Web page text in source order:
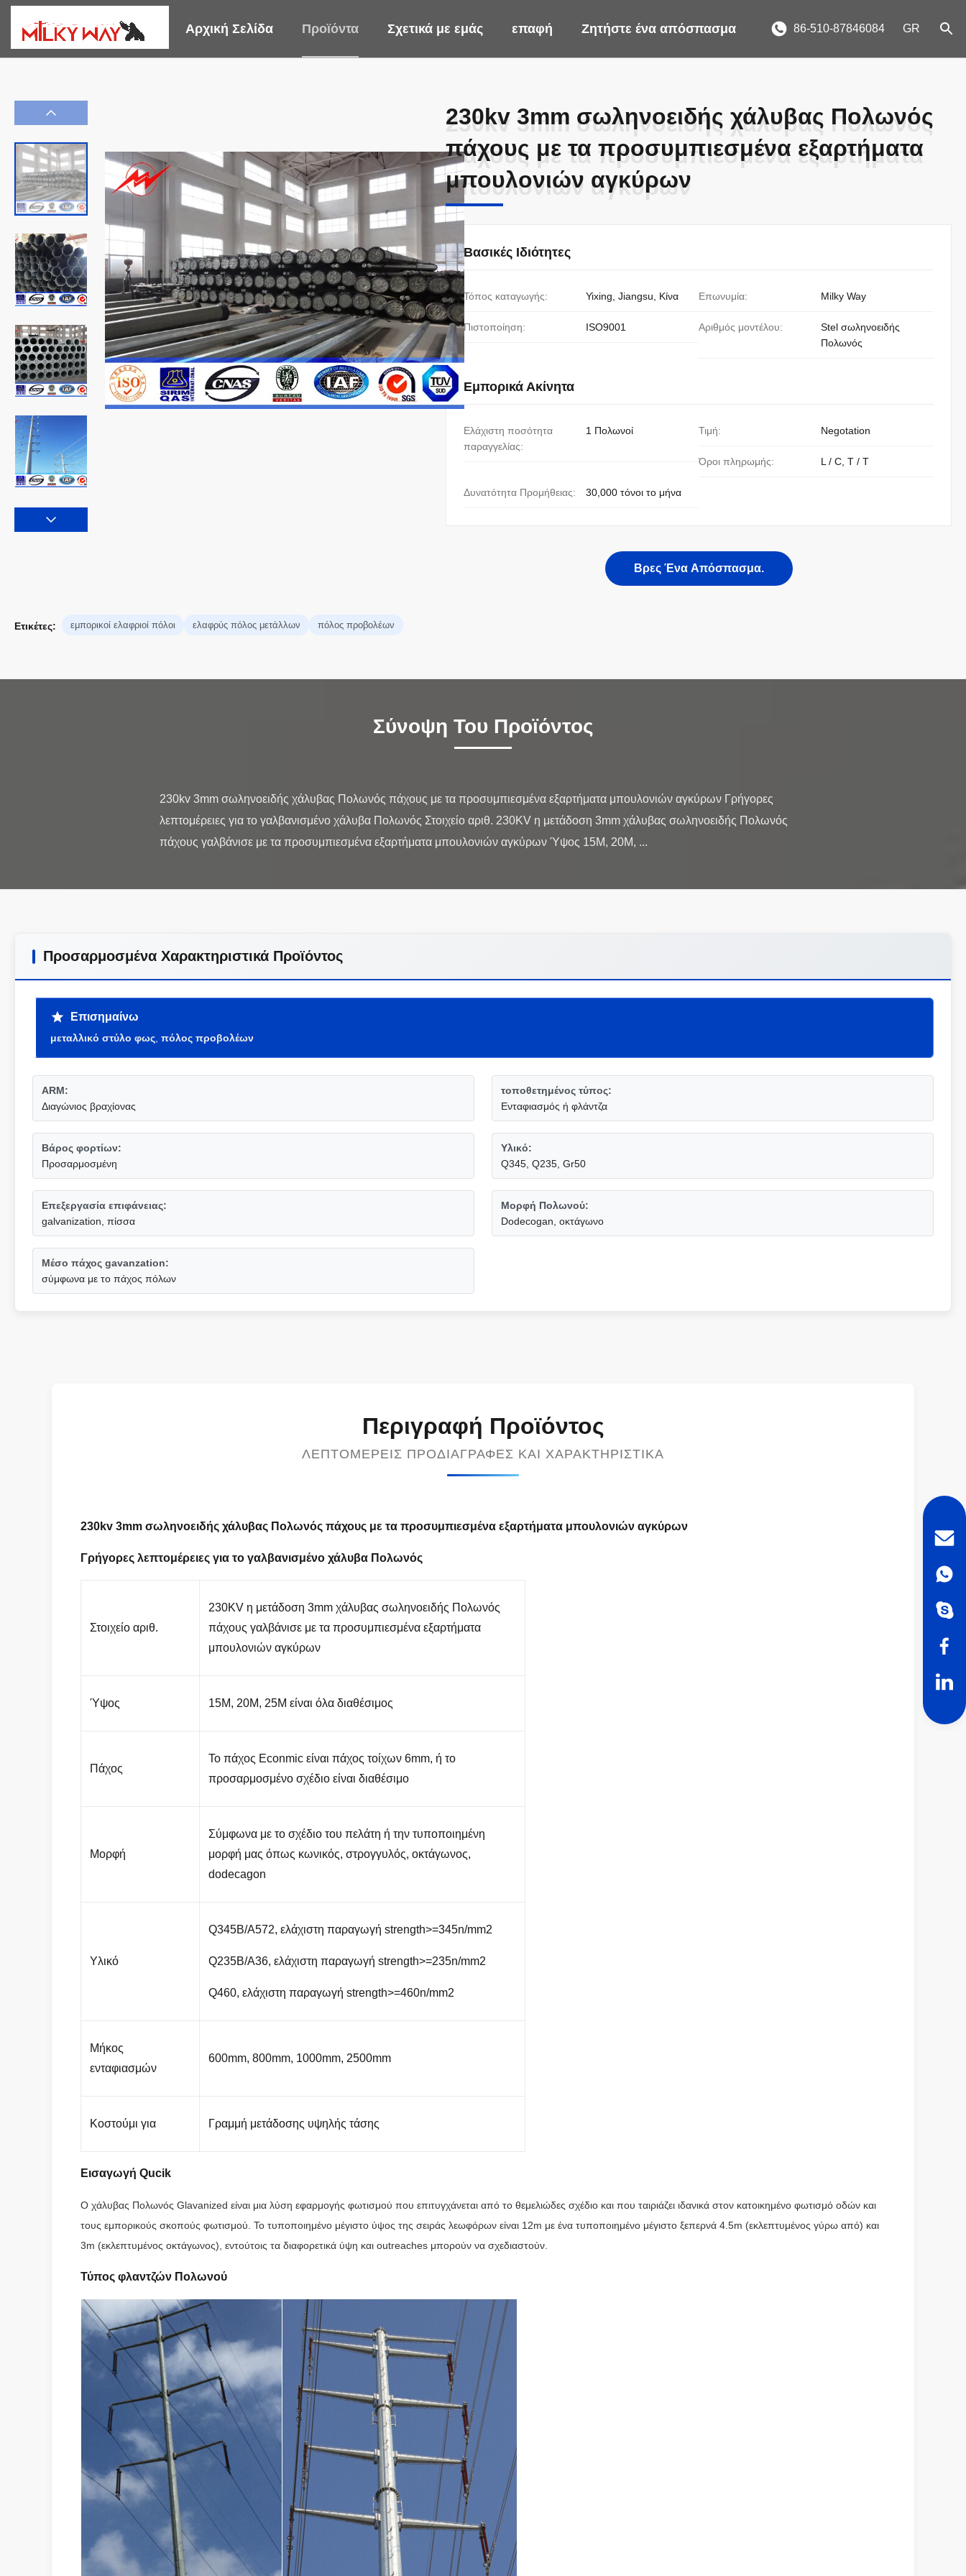
Αρχική Σελίδα Προϊόντα Σχετικά με εμάς επαφή Ζητήστε ένα απόσπασμα 86-510-87846084 GR
230kv 3mm σωληνοειδής χάλυβας Πολωνός
πάχους με τα προσυμπιεσμένα εξαρτήματα
μπουλονιών αγκύρων
230kv 3mm σωληνοειδής χάλυβας Πολωνός
πάχους με τα προσυμπιεσμένα εξαρτήματα
μπουλονιών αγκύρων
Βασικές Ιδιότητες
Τόπος καταγωγής: Yixing, Jiangsu, Κίνα Επωνυμία: Milky Way
Πιστοποίηση: ISO9001 Αριθμός μοντέλου:
Stel σωληνοειδής
Πολωνός
Εμπορικά Ακίνητα
Ελάχιστη ποσότητα
παραγγελίας:
1 Πολωνοί Τιμή: Negotation
Όροι πληρωμής: L / C, T / T
Δυνατότητα Προμήθειας: 30,000 τόνοι το μήνα
Βρες Ένα Απόσπασμα.
Ετικέτες: εμπορικοί ελαφριοί πόλοι ελαφρύς πόλος μετάλλων πόλος προβολέων
Σύνοψη Του Προϊόντος
230kv 3mm σωληνοειδής χάλυβας Πολωνός πάχους με τα προσυμπιεσμένα εξαρτήματα μπουλονιών αγκύρων Γρήγορες
λεπτομέρειες για το γαλβανισμένο χάλυβα Πολωνός Στοιχείο αριθ. 230KV η μετάδοση 3mm χάλυβας σωληνοειδής Πολωνός
Προσαρμοσμένα Χαρακτηριστικά Προϊόντος
Επισημαίνω
μεταλλικό στύλο φως πόλος προβολέων
ARM:
Διαγώνιος βραχίονας
τοποθετημένος τύπος:
Ενταφιασμός ή φλάντζα
Βάρος φορτίων:
Προσαρμοσμένη
Υλικό:
Q345, Q235, Gr50
Επεξεργασία επιφάνειας:
galvanization, πίσσα
Μορφή Πολωνού:
Dodecogan, οκτάγωνο
Μέσο πάχος gavanzation:
σύμφωνα με το πάχος πόλων
Περιγραφή Προϊόντος
ΛΕΠΤΟΜΕΡΕΊΣ ΠΡΟΔΙΑΓΡΑΦΈΣ ΚΑΙ ΧΑΡΑΚΤΗΡΙΣΤΙΚΆ
230kv 3mm σωληνοειδής χάλυβας Πολωνός πάχους με τα προσυμπιεσμένα εξαρτήματα μπουλονιών αγκύρων
Γρήγορες λεπτομέρειες για το γαλβανισμένο χάλυβα Πολωνός
Στοιχείο αριθ.
230KV η μετάδοση 3mm χάλυβας σωληνοειδής Πολωνός
πάχους γαλβάνισε με τα προσυμπιεσμένα εξαρτήματα
μπουλονιών αγκύρων
Ύψος 15M, 20M, 25M είναι όλα διαθέσιμος
Πάχος
Το πάχος Econmic είναι πάχος τοίχων 6mm, ή το
προσαρμοσμένο σχέδιο είναι διαθέσιμο
Μορφή
Σύμφωνα με το σχέδιο του πελάτη ή την τυποποιημένη
μορφή μας όπως κωνικός, στρογγυλός, οκτάγωνος,
dodecagon
Υλικό
Q345B/A572, ελάχιστη παραγωγή strength>=345n/mm2
Q235B/A36, ελάχιστη παραγωγή strength>=235n/mm2
Q460, ελάχιστη παραγωγή strength>=460n/mm2
Μήκος
ενταφιασμών
600mm, 800mm, 1000mm, 2500mm
Κοστούμι για Γραμμή μετάδοσης υψηλής τάσης
Εισαγωγή Qucik
Ο χάλυβας Πολωνός Glavanized είναι μια λύση εφαρμογής φωτισμού που επιτυγχάνεται από το θεμελιώδες σχέδιο και που ταιριάζει ιδανικά στον κατοικημένο φωτισμό οδών και
τους εμπορικούς σκοπούς φωτισμού. Το τυποποιημένο μέγιστο ύψος της σειράς λεωφόρων είναι 12m με ένα τυποποιημένο μέγιστο ξεπερνά 4.5m (εκλεπτυμένος γύρω από) και
3m (εκλεπτυμένος οκτάγωνος), εντούτοις τα διαφορετικά ύψη και outreaches μπορούν να σχεδιαστούν.
Τύπος φλαντζών Πολωνού